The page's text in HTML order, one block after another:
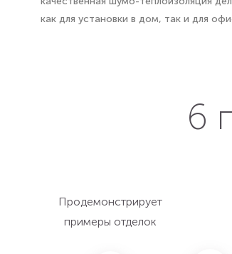
как для установки в дом, так и для
6
Продемонстрирует
примеры отделок